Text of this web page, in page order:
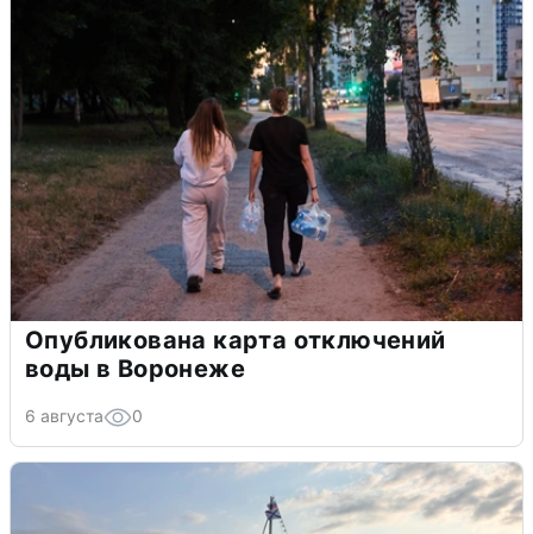
Опубликована карта отключений
воды в Воронеже
6 августа 0